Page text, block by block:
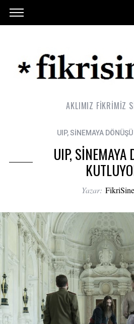
AKLIMIZ FİKRİMİZ
UIP, SİNEMAYA
UIP, SİNEMAYA
Yazar: